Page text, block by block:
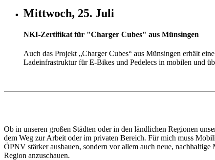
Mittwoch, 25. Juli
NKI-Zertifikat für "Charger Cubes" aus Münsingen
Auch das Projekt „Charger Cubes“ aus Münsingen erhält
Ladeinfrastruktur für E-Bikes und Pedelecs in mobilen und
Ob in unseren großen Städten oder in den ländlichen Regionen
dem Weg zur Arbeit oder im privaten Bereich. Für mich muss
ÖPNV stärker ausbauen, sondern vor allem auch neue,
Region anzuschauen.